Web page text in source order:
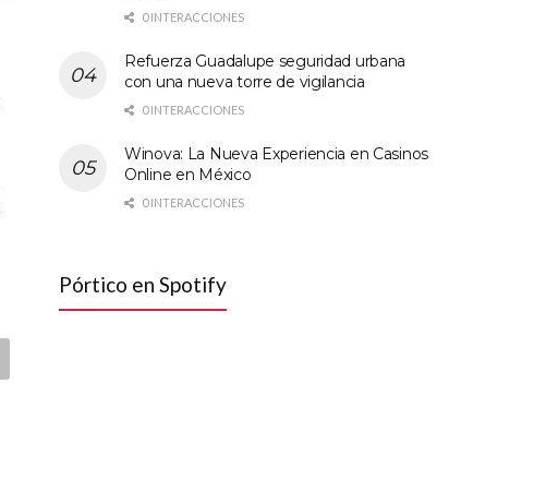
0 INTERACCIONES
Refuerza Guadalupe seguridad urbana
con una nueva torre de vigilancia
0 INTERACCIONES
Winova: La Nueva Experiencia en Casinos
Online en México
0 INTERACCIONES
Pórtico en Spotify